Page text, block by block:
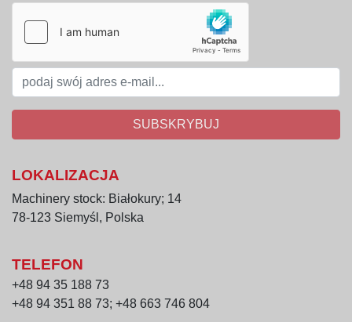
Zastosowanie materiałów odpornych na
korozję i wysoką temperaturę
Łatwość mycia i utrzymania higieny
Zastosowanie
gotowania wyrobów mięsnych i drobiowych
półproduktów
obróbki cieplnej warzyw i przetworów
procesów produkcyjnych w zakładach
SUBSKRYBUJ
LOKALIZACJA
Machinery stock: Białokury; 14
78-123 Siemyśl, Polska
TELEFON
+48 94 35 188 73
+48 94 351 88 73; +48 663 746 804